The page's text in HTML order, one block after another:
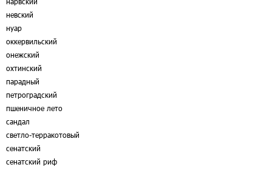
невский
нуар
оккервильский
онежский
охтинский
парадный
петроградский
пшеничное лето
сандал
светло-терракотовый
сенатский
сенатский риф